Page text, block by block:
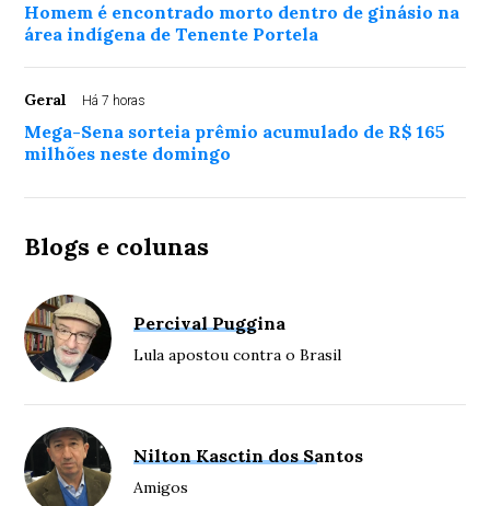
Homem é encontrado morto dentro de ginásio na
área indígena de Tenente Portela
Geral Há 7 horas
Mega-Sena sorteia prêmio acumulado de R$ 165
milhões neste domingo
Blogs e colunas
Percival Puggina
Lula apostou contra o Brasil
Nilton Kasctin dos Santos
Amigos